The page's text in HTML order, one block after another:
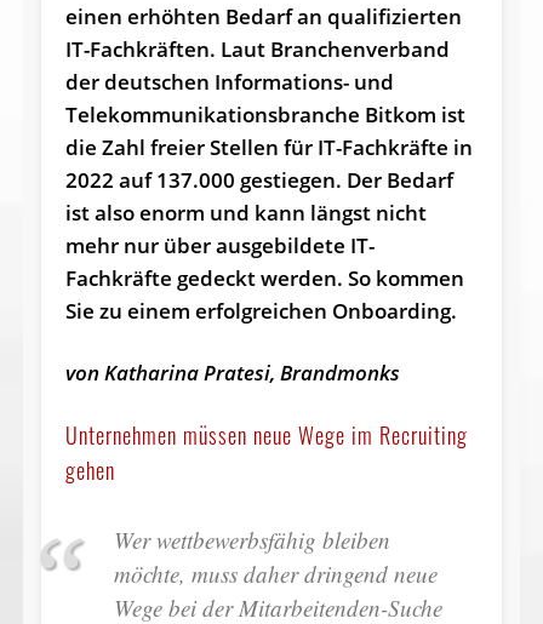
einen erhöhten Bedarf an qualifizierten
IT-Fachkräften. Laut Branchenverband
der deutschen Informations- und
Telekommunikationsbranche Bitkom ist
die Zahl freier Stellen für IT-Fachkräfte in
2022 auf 137.000 gestiegen. Der Bedarf
ist also enorm und kann längst nicht
mehr nur über ausgebildete IT-
Fachkräfte gedeckt werden. So kommen
Sie zu einem erfolgreichen Onboarding.
von Katharina Pratesi, Brandmonks
Unternehmen müssen neue Wege im Recruiting
gehen
Wer wettbewerbsfähig bleiben
möchte, muss daher dringend neue
Wege bei der Mitarbeitenden-Suche